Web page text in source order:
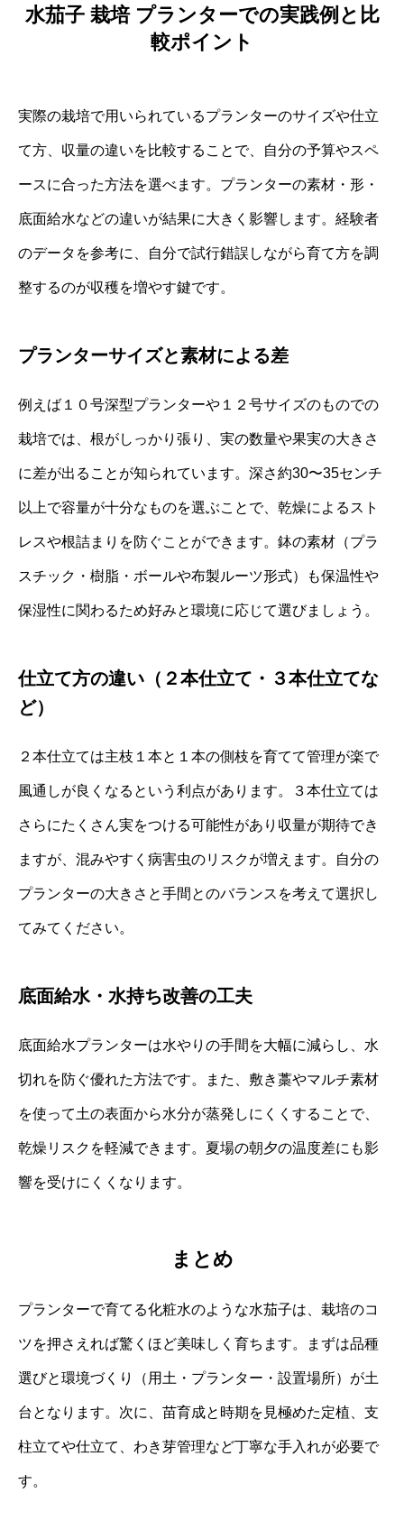
水茄子 栽培 プランターでの実践例と比
較ポイント
実際の栽培で用いられているプランターのサイズや仕立
て方、収量の違いを比較することで、自分の予算やスペ
ースに合った方法を選べます。プランターの素材・形・
底面給水などの違いが結果に大きく影響します。経験者
のデータを参考に、自分で試行錯誤しながら育て方を調
整するのが収穫を増やす鍵です。
プランターサイズと素材による差
例えば１０号深型プランターや１２号サイズのものでの
栽培では、根がしっかり張り、実の数量や果実の大きさ
に差が出ることが知られています。深さ約30〜35センチ
以上で容量が十分なものを選ぶことで、乾燥によるスト
レスや根詰まりを防ぐことができます。鉢の素材（プラ
スチック・樹脂・ボールや布製ルーツ形式）も保温性や
保湿性に関わるため好みと環境に応じて選びましょう。
仕立て方の違い（２本仕立て・３本仕立てな
ど）
２本仕立ては主枝１本と１本の側枝を育てて管理が楽で
風通しが良くなるという利点があります。３本仕立ては
さらにたくさん実をつける可能性があり収量が期待でき
ますが、混みやすく病害虫のリスクが増えます。自分の
プランターの大きさと手間とのバランスを考えて選択し
てみてください。
底面給水・水持ち改善の工夫
底面給水プランターは水やりの手間を大幅に減らし、水
切れを防ぐ優れた方法です。また、敷き藁やマルチ素材
を使って土の表面から水分が蒸発しにくくすることで、
乾燥リスクを軽減できます。夏場の朝夕の温度差にも影
響を受けにくくなります。
まとめ
プランターで育てる化粧水のような水茄子は、栽培のコ
ツを押さえれば驚くほど美味しく育ちます。まずは品種
選びと環境づくり（用土・プランター・設置場所）が土
台となります。次に、苗育成と時期を見極めた定植、支
柱立てや仕立て、わき芽管理など丁寧な手入れが必要で
す。